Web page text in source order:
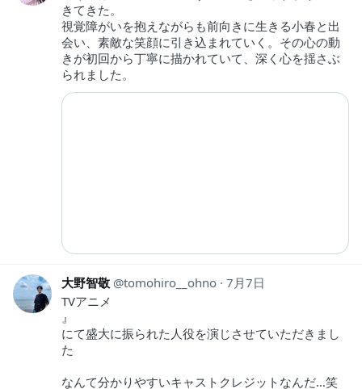
きてきた。
視覚障がいを抱えながらも前向きに生きる小春と出
会い、素敵な笑顔に引き込まれていく。その心の動
きが初回から丁寧に描かれていて、深く心を揺さぶ
られました。
大野智敬 tomohiro__ohno 7月7日
TVアニメ
』
にて盛大に振られた人役を演じさせていただきまし
た
なんて分かりやすいキャストクレジットなんだ…笑